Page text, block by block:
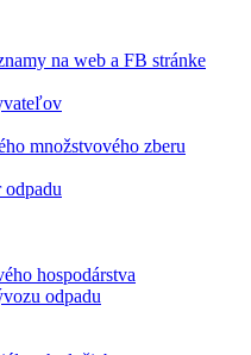
na web a FB stránke
množstvového zberu
hospodárstva
odpadu